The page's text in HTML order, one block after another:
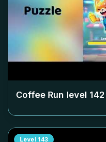
Coffee Run level 142
Level 143